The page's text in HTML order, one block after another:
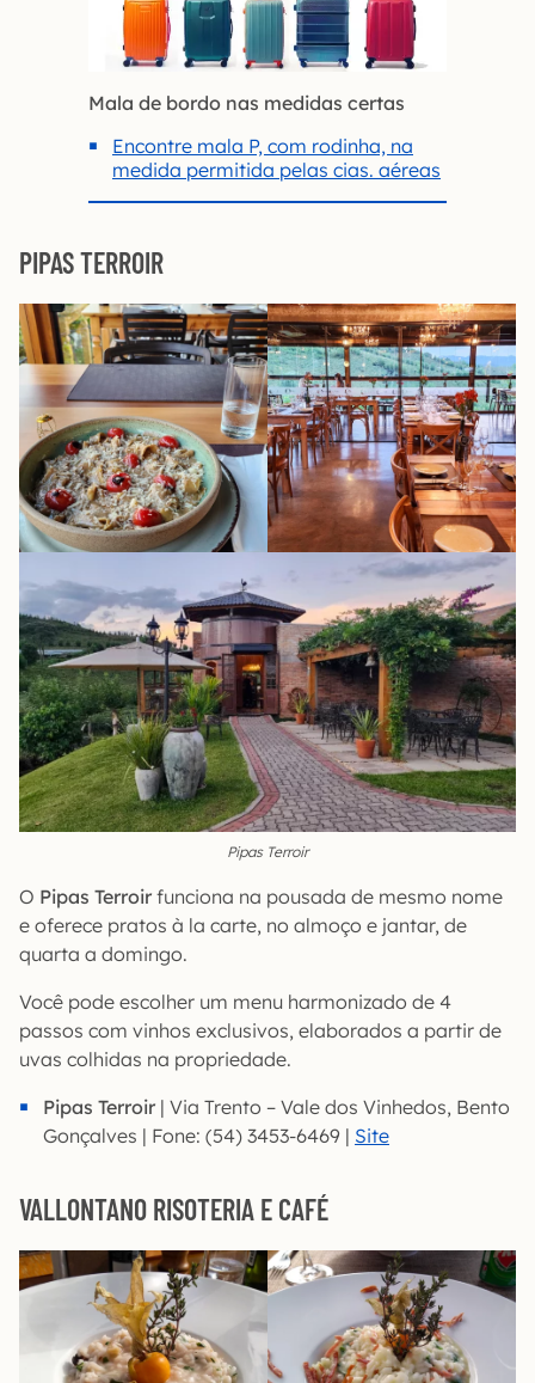
Mala de bordo nas medidas certas
Encontre mala P, com rodinha, na
medida permitida pelas cias. aéreas
PIPAS TERROIR
Pipas Terroir
O Pipas Terroir funciona na pousada de mesmo nome
e oferece pratos à la carte, no almoço e jantar, de
quarta a domingo.
Você pode escolher um menu harmonizado de 4
passos com vinhos exclusivos, elaborados a partir de
uvas colhidas na propriedade.
Pipas Terroir | Via Trento – Vale dos Vinhedos, Bento
Gonçalves | Fone: (54) 3453-6469 | Site
VALLONTANO RISOTERIA E CAFÉ